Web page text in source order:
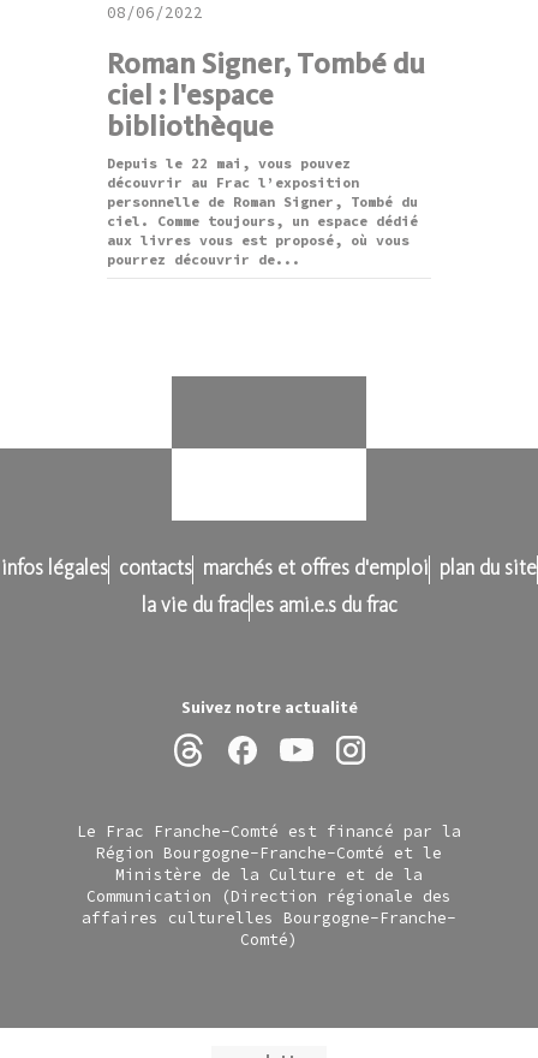
Suivez notre actualité
08/06/2022
Roman Signer, Tombé du
ciel : l'espace
bibliothèque
Depuis le 22 mai, vous pouvez
découvrir au Frac l’exposition
personnelle de Roman Signer, Tombé du
ciel. Comme toujours, un espace dédié
aux livres vous est proposé, où vous
pourrez découvrir de...
infos légales contacts marchés et offres d'emploi
plan du site
la vie du frac les ami.e.s du frac
Le Frac Franche-Comté est financé par la
Région Bourgogne-Franche-Comté et le
Ministère de la Culture et de la
Communication (Direction régionale des
affaires culturelles Bourgogne-Franche-
Comté)